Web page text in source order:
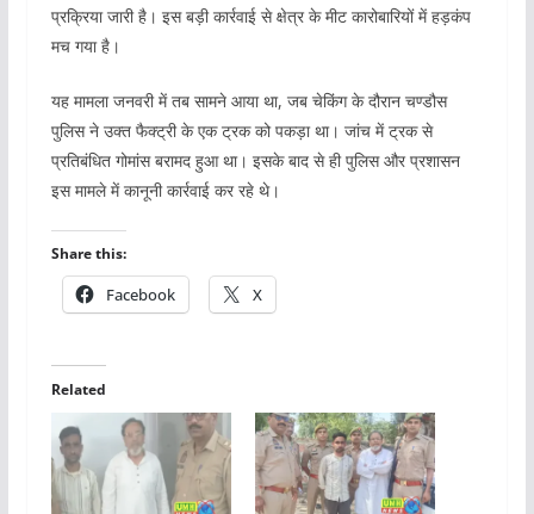
प्रक्रिया जारी है। इस बड़ी कार्रवाई से क्षेत्र के मीट कारोबारियों में हड़कंप
मच गया है।
यह मामला जनवरी में तब सामने आया था, जब चेकिंग के दौरान चण्डौस
पुलिस ने उक्त फैक्ट्री के एक ट्रक को पकड़ा था। जांच में ट्रक से
प्रतिबंधित गोमांस बरामद हुआ था। इसके बाद से ही पुलिस और प्रशासन
इस मामले में कानूनी कार्रवाई कर रहे थे।
Share this:
Facebook X
Related